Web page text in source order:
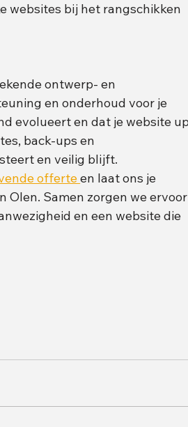
websites bij het rangschikken
ontwerp- en
en onderhoud voor je
evolueert en dat je website
back-ups en
en veilig blijft.
offerte en laat ons je
Olen. Samen zorgen we
en een website die